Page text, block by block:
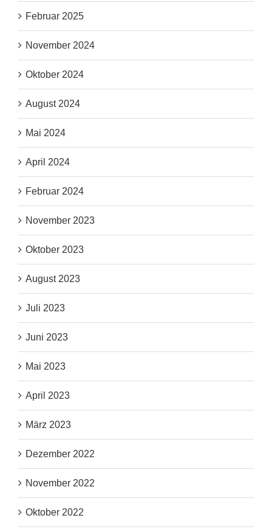
Februar 2025
November 2024
Oktober 2024
August 2024
Mai 2024
April 2024
Februar 2024
November 2023
Oktober 2023
August 2023
Juli 2023
Juni 2023
Mai 2023
April 2023
März 2023
Dezember 2022
November 2022
Oktober 2022